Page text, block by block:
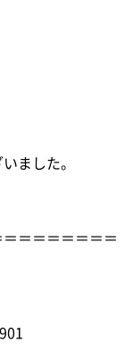
ました。
＝＝＝＝＝＝＝